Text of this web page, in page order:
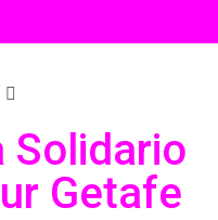
Solidario
Getafe